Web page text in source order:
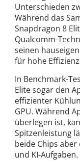
Unterschieden
Während das
Snapdragon 8
Qualcomm-
seinen
für hohe
In Benchmark-
Elite sogar den
effizienter
GPU. Während
überlegen ist,
Spitzenleistung
beide Chips
und KI-Aufgaben.